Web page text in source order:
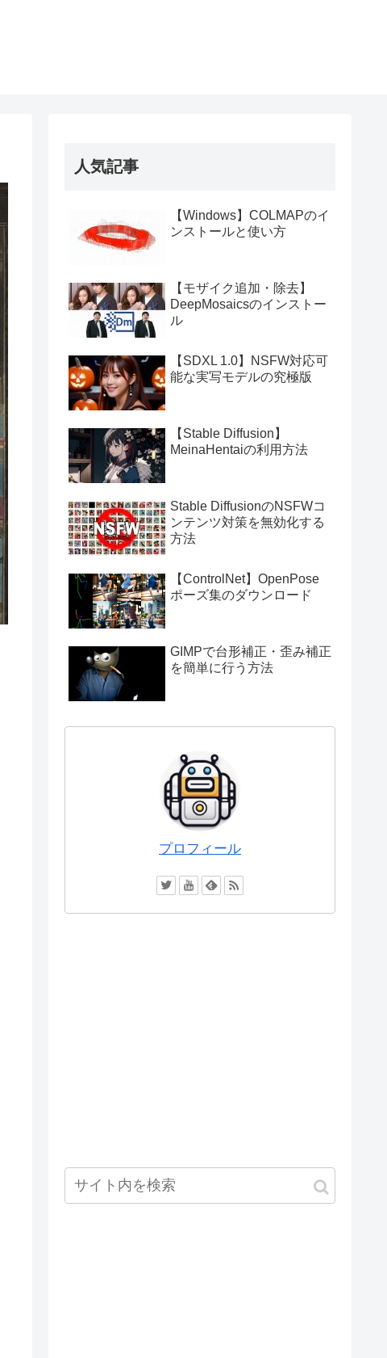
人気記事
【Windows】COLMAPのイ
ンストールと使い方
【モザイク追加・除去】
DeepMosaicsのインストー
ル
【SDXL 1.0】NSFW対応可
能な実写モデルの究極版
【Stable Diffusion】
MeinaHentaiの利用方法
Stable DiffusionのNSFWコ
ンテンツ対策を無効化する
方法
【ControlNet】OpenPose
ポーズ集のダウンロード
GIMPで台形補正・歪み補正
を簡単に行う方法
プロフィール